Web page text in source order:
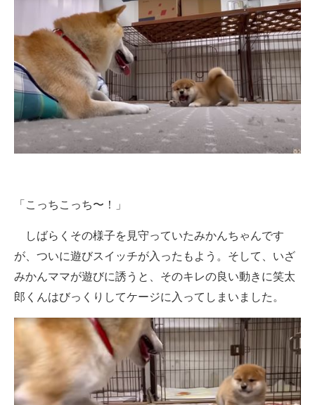
「こっちこっち〜！」
しばらくその様子を見守っていたみかんちゃんです
が、ついに遊びスイッチが入ったもよう。そして、いざ
みかんママが遊びに誘うと、そのキレの良い動きに笑太
郎くんはびっくりしてケージに入ってしまいました。